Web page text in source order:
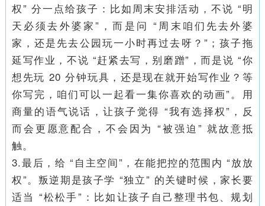
权” 分一点给孩子：比如周末安排活动，不说 “明
天必须去外婆家”，而是问 “周末咱们先去外婆
家，还是先去公园玩一小时再过去呀？”；孩子拖
延写作业，不说 “赶紧去写，别磨蹭”，而是说 “你
想先玩 20 分钟玩具，还是现在就开始写作业？等
你写完，咱们可以一起看一集你喜欢的动画”。用
商量的语气说话，让孩子觉得 “我有选择权”，反
而会更愿意配合，不会因为 “被强迫” 就故意抵
触。
3.最后，给 “自主空间”，在能把控的范围内 “放放
权”。叛逆期是孩子学 “独立” 的关键时候，家长要
适当 “松松手”：比如让孩子自己整理书包、规划